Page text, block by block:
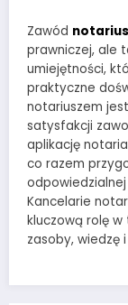
Zawód
prawniczej, ale
umiejętności,
praktyczne
notariuszem
satysfakcji
aplikację
co razem
Kancelarie
kluczową rolę
zasoby, wiedzę